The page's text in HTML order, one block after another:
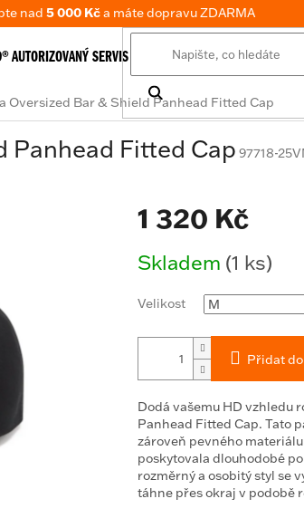
nad 5 000 Kča máte dopravu ZDARMA
AUTORIZOVANÝ SERVIS E-SHOP TABULKA VELIKOSTÍ
Oversized Bar & Shield Panhead Fitted Cap
Panhead Fitted Cap 97718-
1 320 Kč
cena:
Skladem (1 ks)
Velikost
Přidat
Dodá vašemu HD vzhledu
Panhead Fitted Cap. Tato
zároveň pevného
poskytovala dlouhodobé
rozměrný a osobitý styl se
táhne přes okraj v podobě